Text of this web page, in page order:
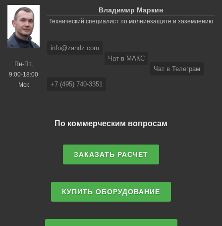
Пн-Пт,
9:00-18:00
Мск
Владимир Маркин
Технический специалист по молниезащите и заземлению
info@zandz.com
Чат в МАКС
Чат в Телеграм
+7 (495) 740-3351
По коммерческим вопросам
ЗАКАЗАТЬ РАСЧЕТ
КУПИТЬ ОБОРУДОВАНИЕ